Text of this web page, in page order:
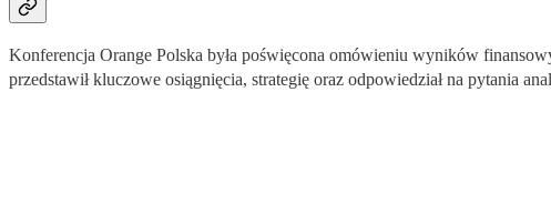
Konferencja Orange Polska była poświęcona omówieniu wyników
przedstawił kluczowe osiągnięcia, strategię oraz odpowiedział na pytania